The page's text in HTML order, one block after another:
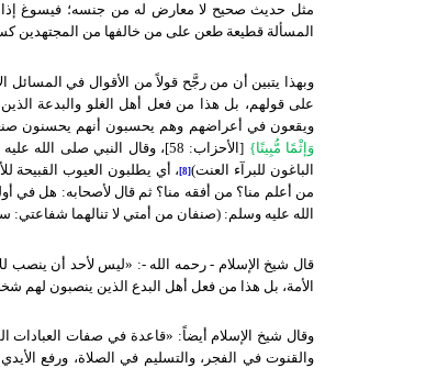
مثل حديث صحيح لا معارض له من جنسه؛ فيسوغ إذا
المسألة قطيعة طعن على من خالفها من المجتهدين
وبهذا يتبين أن من رجَّح قولاً من الأقوال في المسائل
على قولهم، بل هذا من فعل أهل الغلو والبدعة الذين
ويقعون في أعراضهم وهم يحسبون أنهم يحسنون
وَإثْمًا مُّبِينًا}
[الأحزاب: 58]، وقال النبي صلى
الباغون للبرآء العنت)[8]
، أي يطلبون العيوب القبيحة
من أعلم منا؟ من أفقه منا؟ ثم قال لأصحابه: هل في
الله عليه وسلم: (صنفان من أمتي لا تنالهما
قال شيخ الإسلام - رحمه الله -: «ليس لأحد أن ينصب
الأمة، بل هذا من فعل أهل البدع الذين ينصبون لهم
وقال شيخ الإسلام أيضاً: «قاعدة في صفات العبادات
والقنوت في الفجر، والتسليم في الصلاة، ورفع